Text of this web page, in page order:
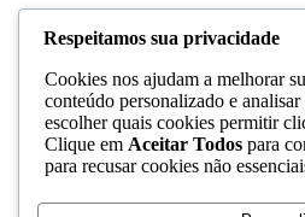
Respeitamos sua privacidade
Cookies nos ajudam a melhorar
conteúdo personalizado e
escolher quais cookies permitir
Clique em Aceitar Todos para
para recusar cookies não